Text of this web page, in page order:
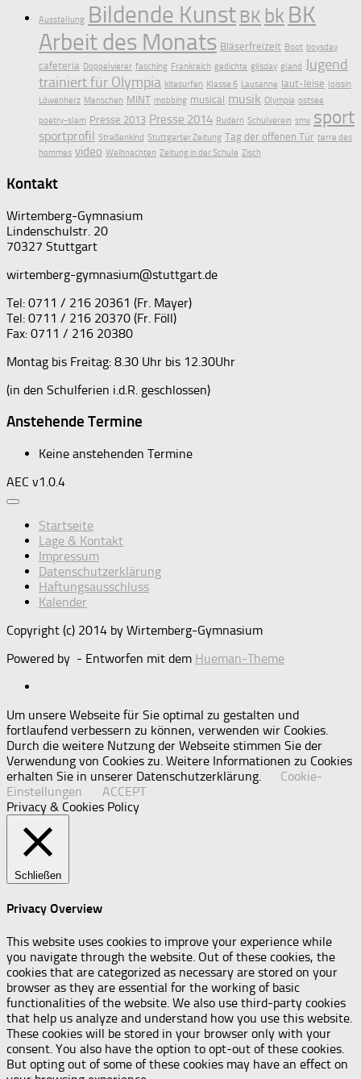
Ausstellung Bildende Kunst BK bk BK
Arbeit des Monats Bläserfreizeit Boot boysday
cafeteria Doppelvierer fasching Frankreich gedichte gilsday gland
Jugend
trainiert für Olympia kitesurfen Klasse 6 Lausanne laut-leise
loissin
Löwenherz Menschen MINT mobbing musical musik Olympia ostsee
poetry-slam Presse 2013 Presse 2014 Rudern Schulverein smv sport
sportprofil Straßenkind Stuttgarter Zeitung Tag der offenen Tür terre des
hommes video Weihnachten Zeitung in der Schule Zisch
Kontakt
Wirtemberg-Gymnasium
Lindenschulstr. 20
70327 Stuttgart
wirtemberg-gymnasium@stuttgart.de
Tel: 0711 / 216 20361 (Fr. Mayer)
Tel: 0711 / 216 20370 (Fr. Föll)
Fax: 0711 / 216 20380
Montag bis Freitag: 8.30 Uhr bis 12.30Uhr
(in den Schulferien i.d.R. geschlossen)
Anstehende Termine
Keine anstehenden Termine
AEC v1.0.4
Startseite
Lage & Kontakt
Impressum
Datenschutzerklärung
Haftungsausschluss
Kalender
Copyright (c) 2014 by Wirtemberg-Gymnasium
Powered by - Entworfen mit dem Hueman-Theme
Um unsere Webseite für Sie optimal zu gestalten und
fortlaufend verbessern zu können, verwenden wir Cookies.
Durch die weitere Nutzung der Webseite stimmen Sie der
Verwendung von Cookies zu. Weitere Informationen zu Cookies
erhalten Sie in unserer Datenschutzerklärung.
Cookie-
Einstellungen
ACCEPT
Privacy & Cookies Policy
Schließen
Privacy Overview
This website uses cookies to improve your experience while
you navigate through the website. Out of these cookies, the
cookies that are categorized as necessary are stored on your
browser as they are essential for the working of basic
functionalities of the website. We also use third-party cookies
that help us analyze and understand how you use this website.
These cookies will be stored in your browser only with your
consent. You also have the option to opt-out of these cookies.
But opting out of some of these cookies may have an effect on